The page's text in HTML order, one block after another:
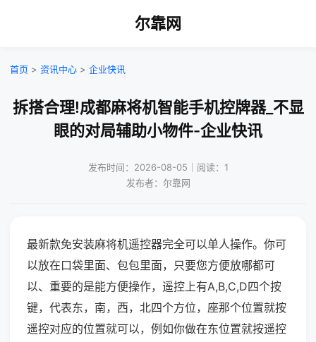
尔靠网
首页 > 资讯中心 > 企业快讯
拆搭合理!成都麻将机智能手机控牌器_不显
眼的对局辅助小物件-企业快讯
发布时间：2026-08-05｜阅读：1
发布者：尔靠网
最新款免安装麻将机遥控器完全可以单人操作。你可
以放在口袋里面、包包里面，只要您方便放哪都可
以、重要的是能方便操作，遥控上有A,B,C,D四个按
键，代表东，南，西，北四个方位，座那个位置就按
遥控对应的位置就可以，例如你做在东位置就按遥控